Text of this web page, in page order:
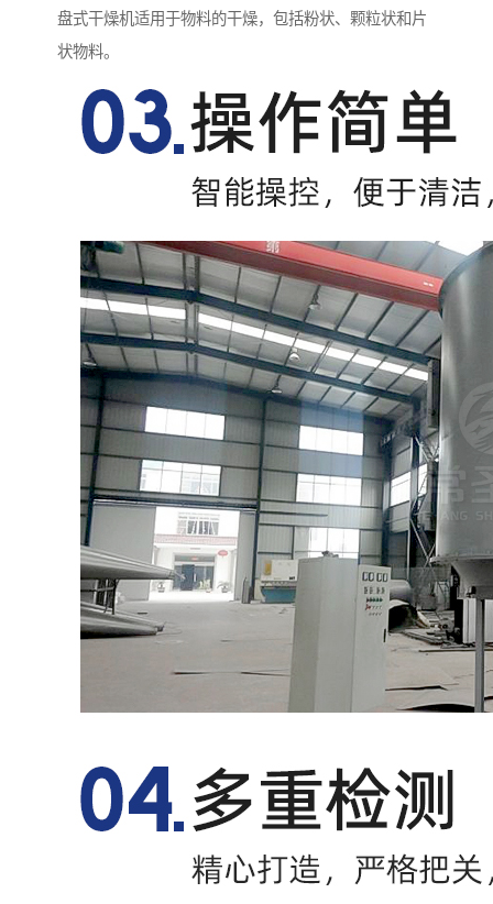
盘式干燥机适用于物料的干燥，包括粉状、颗粒状和片
状物料。